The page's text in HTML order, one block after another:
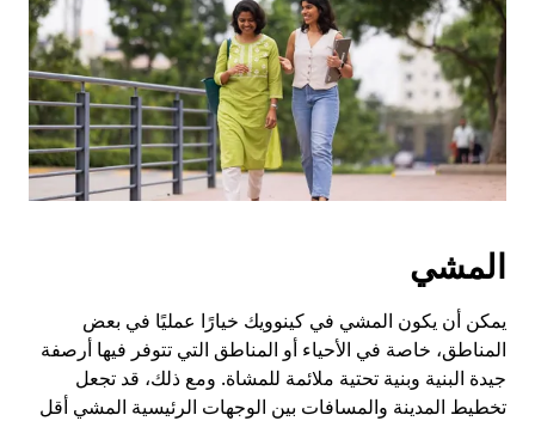
المشي
يمكن أن يكون المشي في كينوويك خيارًا عمليًا في بعض
المناطق، خاصة في الأحياء أو المناطق التي تتوفر فيها أرصفة
جيدة البنية وبنية تحتية ملائمة للمشاة. ومع ذلك، قد تجعل
تخطيط المدينة والمسافات بين الوجهات الرئيسية المشي أقل